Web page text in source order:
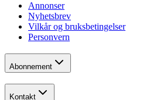
Annonser
Nyhetsbrev
Vilkår og bruksbetingelser
Personvern
Abonnement
Kontakt